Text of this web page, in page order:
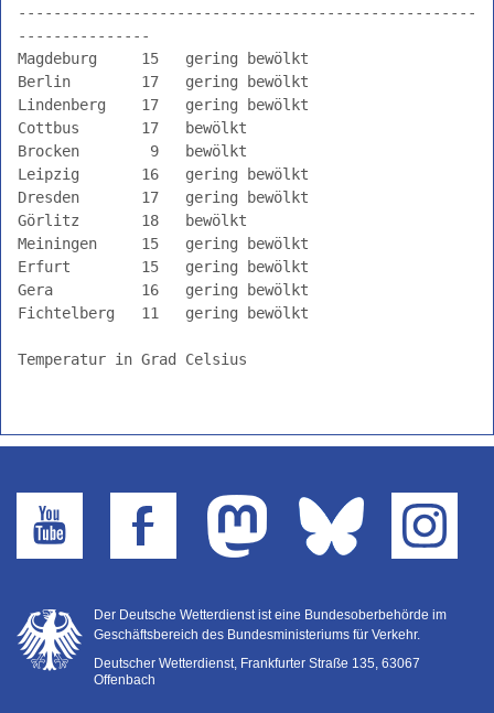
morgen
Südost
Südwest
Seewetter
der
----------------------------------------------------
---------------
Magdeburg     15   gering bewölkt
Berlin        17   gering bewölkt
Lindenberg    17   gering bewölkt
Cottbus       17   bewölkt
Brocken        9   bewölkt
Leipzig       16   gering bewölkt
Dresden       17   gering bewölkt
Görlitz       18   bewölkt
Meiningen     15   gering bewölkt
Erfurt        15   gering bewölkt
Gera          16   gering bewölkt
Fichtelberg   11   gering bewölkt
Temperatur in Grad Celsius
Der Deutsche Wetterdienst ist eine Bundesoberbehörde im
Geschäftsbereich des Bundesministeriums für Verkehr.
Deutscher Wetterdienst, Frankfurter Straße 135, 63067
Offenbach